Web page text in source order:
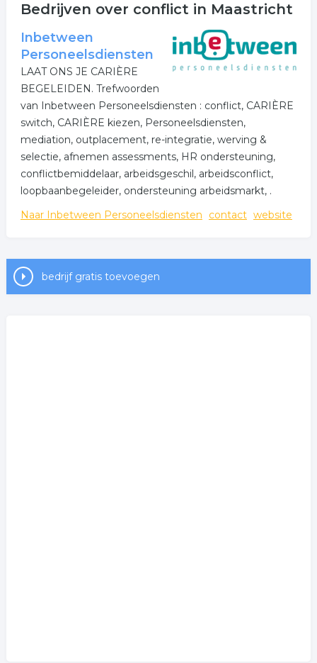
Bedrijven over conflict in Maastricht
Inbetween
Personeelsdiensten
LAAT ONS JE CARIÈRE
BEGELEIDEN. Trefwoorden
van Inbetween Personeelsdiensten : conflict, CARIÈRE
switch, CARIÈRE kiezen, Personeelsdiensten,
mediation, outplacement, re-integratie, werving &
selectie, afnemen assessments, HR ondersteuning,
conflictbemiddelaar, arbeidsgeschil, arbeidsconflict,
loopbaanbegeleider, ondersteuning arbeidsmarkt, .
Naar Inbetween Personeelsdiensten
contact website
bedrijf gratis toevoegen